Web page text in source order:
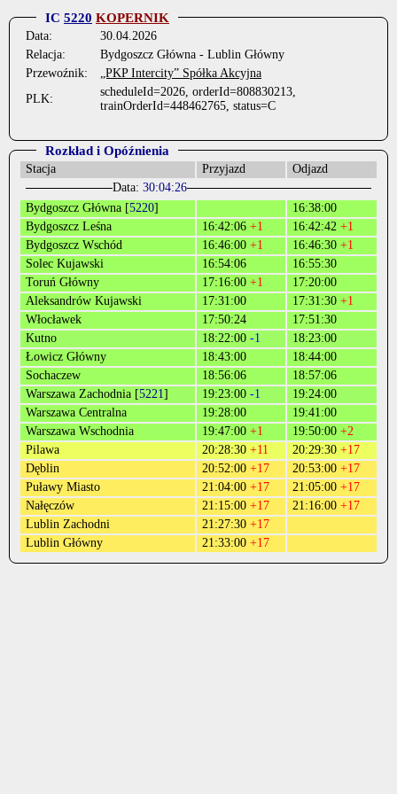
IC 5220 KOPERNIK
Data:
30.04.2026
Relacja:
Bydgoszcz Główna - Lublin Główny
Przewoźnik:
„PKP Intercity” Spółka Akcyjna
PLK:
scheduleId=2026, orderId=808830213,
trainOrderId=448462765, status=C
Rozkład i Opóźnienia
Stacja Przyjazd
Odjazd
Data: 30:04:26
Bydgoszcz Główna [5220]
16:38:00
Bydgoszcz Leśna
16:42:06 +1 16:42:42 +1
Bydgoszcz Wschód
16:46:00 +1 16:46:30 +1
Solec Kujawski
16:54:06
16:55:30
Toruń Główny
17:16:00 +1
17:20:00
Aleksandrów Kujawski
17:31:00 17:31:30 +1
Włocławek
17:50:24
17:51:30
Kutno
18:22:00 -1
18:23:00
Łowicz Główny
18:43:00
18:44:00
Sochaczew
18:56:06
18:57:06
Warszawa Zachodnia [5221] 19:23:00 -1
19:24:00
Warszawa Centralna
19:28:00
19:41:00
Warszawa Wschodnia
19:47:00 +1 19:50:00 +2
Pilawa
20:28:30 +11 20:29:30 +17
Dęblin
20:52:00 +17 20:53:00 +17
Puławy Miasto
21:04:00 +17 21:05:00 +17
Nałęczów
21:15:00 +17 21:16:00 +17
Lublin Zachodni
21:27:30 +17
Lublin Główny
21:33:00 +17